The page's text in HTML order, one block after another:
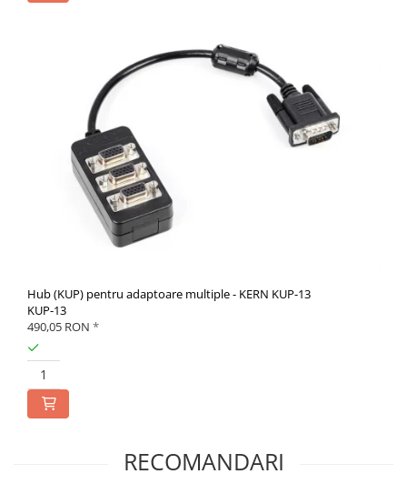
Hub (KUP) pentru adaptoare multiple - KERN KUP-13
KUP-13
490,05 RON *
RECOMANDARI